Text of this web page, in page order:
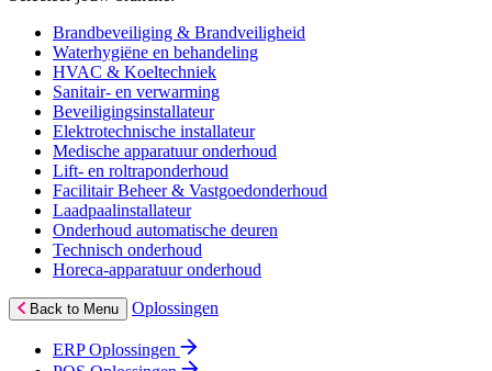
Brandbeveiliging & Brandveiligheid
Waterhygiëne en behandeling
HVAC & Koeltechniek
Sanitair- en verwarming
Beveiligingsinstallateur
Elektrotechnische installateur
Medische apparatuur onderhoud
Lift- en roltraponderhoud
Facilitair Beheer & Vastgoedonderhoud
Laadpaalinstallateur
Onderhoud automatische deuren
Technisch onderhoud
Horeca-apparatuur onderhoud
Back to Menu Oplossingen
ERP Oplossingen